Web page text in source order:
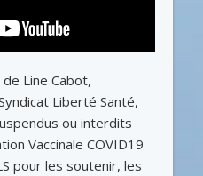
Line Cabot,
Liberté Santé,
ou interdits
Vaccinale COVID19
pour les soutenir, les